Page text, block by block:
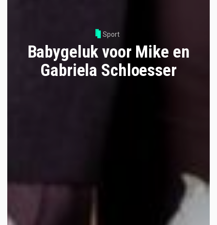
Sport
Babygeluk voor Mike en
Gabriela Schloesser